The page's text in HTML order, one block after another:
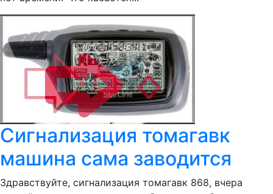
Сигнализация томагавк
машина сама заводится
Здравствуйте, сигнализация томагавк 868, вчера